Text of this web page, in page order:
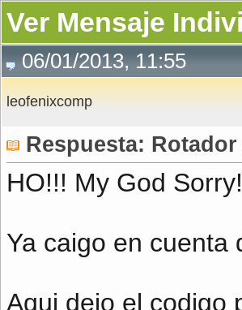
Ver Mensaje
06/01/2013, 11:55
leofenixcomp
Respuesta:
HO!!! My God Sorry!
Ya caigo en cuenta
Aqui dejo el codigo